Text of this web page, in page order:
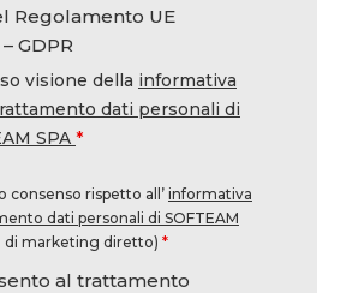
Regolamento UE
GDPR
visione della informativa
dati personali di
SPA *
consenso rispetto all’ informativa
dati personali di SOFTEAM
di marketing diretto) *
al trattamento